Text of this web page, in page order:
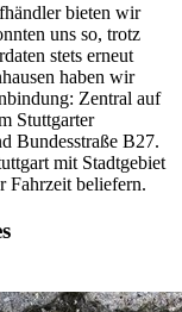
bieten wir
uns so, trotz
stets erneut
haben wir
Zentral auf
Stuttgarter
Bundesstraße B27.
mit Stadtgebiet
Fahrzeit beliefern.